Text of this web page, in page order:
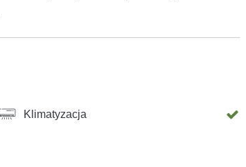
Klimatyzacja